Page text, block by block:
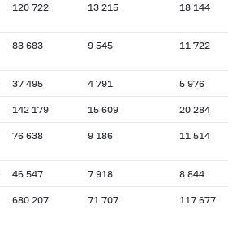
120 722 13 215 18 144
83 683 9 545 11 722
37 495 4 791 5 976
142 179 15 609 20 284
76 638 9 186 11 514
46 547 7 918 8 844
680 207 71 707 117 677